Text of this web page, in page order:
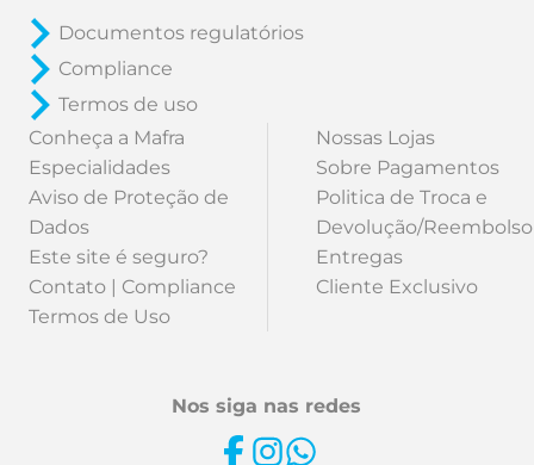
Documentos regulatórios
Compliance
Termos de uso
Conheça a Mafra
Especialidades
Aviso de Proteção de
Dados
Este site é seguro?
Contato | Compliance
Termos de Uso
Nossas Lojas
Sobre Pagamentos
Politica de Troca e
Devolução/Reembolso
Entregas
Cliente Exclusivo
Nos siga nas redes